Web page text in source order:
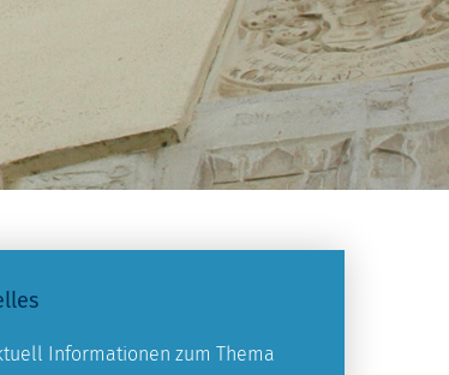
Informationen zum Thema